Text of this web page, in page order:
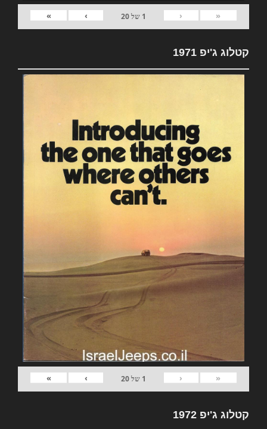
«
‹
1 של20
›
»
קטלוג ג'יפ 1971
«
‹
1 של20
›
»
קטלוג ג'יפ 1972